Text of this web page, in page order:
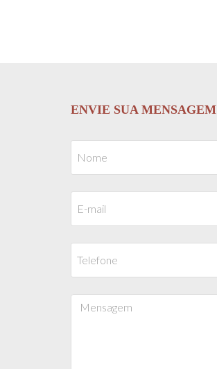
ENVIE SUA MENSAGEM